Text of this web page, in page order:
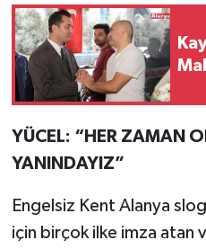
YÜCEL: “HER ZAMAN
YANINDAYIZ”
Engelsiz Kent Alanya
için birçok ilke imza atan